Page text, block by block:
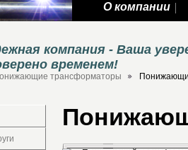
О компании
компания - Ваша
временем!
трансформаторы